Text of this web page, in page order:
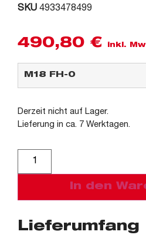
SKU 4933478499
490,80 € inkl.
Derzeit nicht auf Lager.
Lieferung in ca. 7 Werktagen.
In den
Lieferumfang